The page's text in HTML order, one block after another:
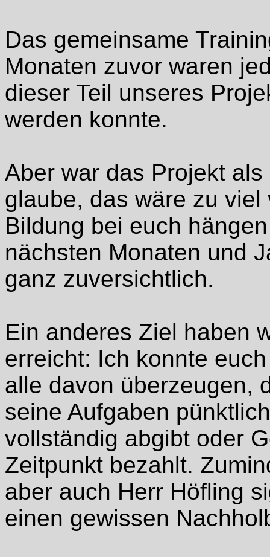
Das gemeinsame
Monaten zuvor waren
dieser Teil unseres
werden konnte.
Aber war das Projekt
glaube, das wäre zu
Bildung bei euch
nächsten Monaten und
ganz zuversichtlich.
Ein anderes Ziel haben
erreicht: Ich konnte
alle davon überzeugen,
seine Aufgaben
vollständig abgibt oder
Zeitpunkt bezahlt.
aber auch Herr Höfling
einen gewissen